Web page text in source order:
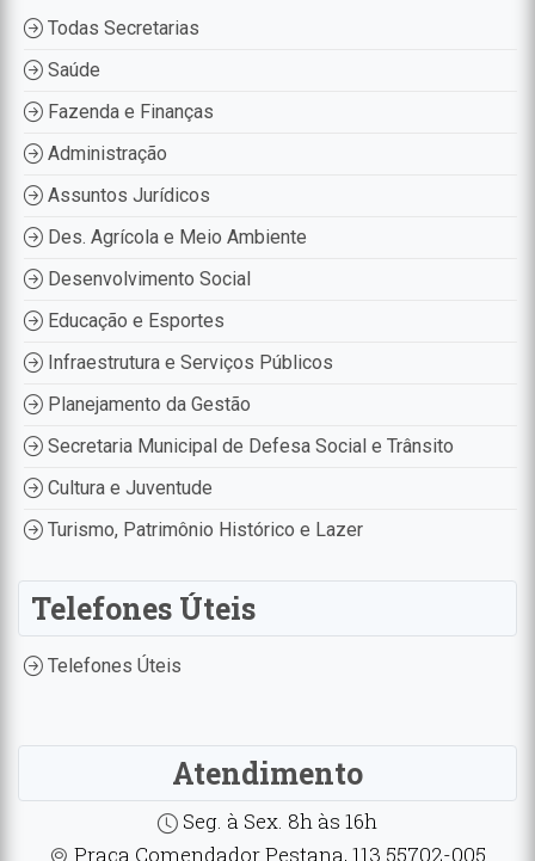
Todas Secretarias
Saúde
Fazenda e Finanças
Administração
Assuntos Jurídicos
Des. Agrícola e Meio Ambiente
Desenvolvimento Social
Educação e Esportes
Infraestrutura e Serviços Públicos
Planejamento da Gestão
Secretaria Municipal de Defesa Social e Trânsito
Cultura e Juventude
Turismo, Patrimônio Histórico e Lazer
Telefones Úteis
Telefones Úteis
Atendimento
Seg. à Sex. 8h às 16h
Praça Comendador Pestana, 113 55702-005